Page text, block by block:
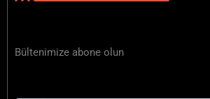
Bültenimize abone olun